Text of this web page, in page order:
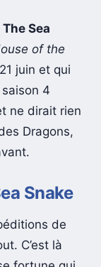
The Sea
of the
juin et qui
4
ne dirait rien
Dragons,
Snake
de
C’est là